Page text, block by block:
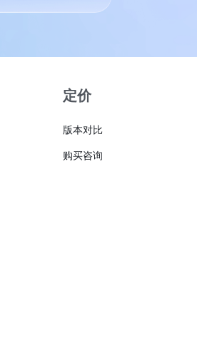
定价
版本对比
购买咨询